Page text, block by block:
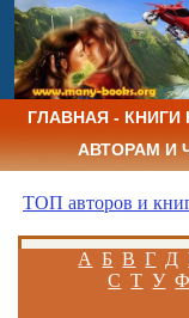
ГЛАВНАЯ - КНИГИ
АВТОРАМ И
ТОП авторов и
А Б В Г Д
С Т У Ф